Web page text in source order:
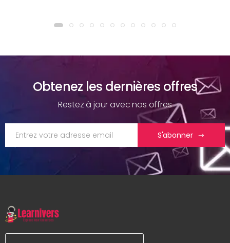
Obtenez les dernières offres
Restez à jour avec nos offres
S'abonner